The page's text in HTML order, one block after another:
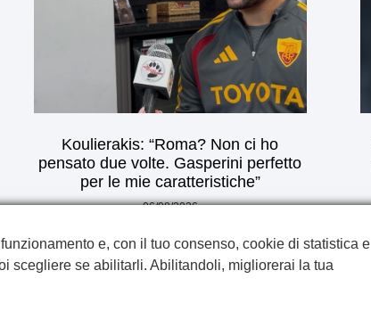
Koulierakis: “Roma? Non ci ho
pensato due volte. Gasperini perfetto
per le mie caratteristiche”
06/08/2026
Privacy Policy
e, con il tuo consenso, cookie di statistica e
scegliere se abilitarli. Abilitandoli, migliorerai la tua